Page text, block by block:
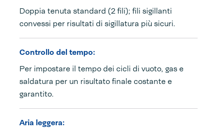
Doppia tenuta standard (2 fili); fili sigillanti
convessi per risultati di sigillatura più sicuri.
Controllo del tempo:
Per impostare il tempo dei cicli di vuoto, gas e
saldatura per un risultato finale costante e
garantito.
Aria leggera: